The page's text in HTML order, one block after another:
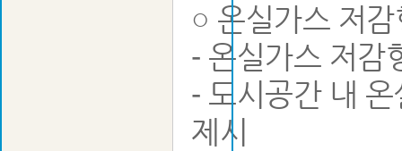
○ 온실가스 저
- 온실가스 저감
- 도시공간 내
제시